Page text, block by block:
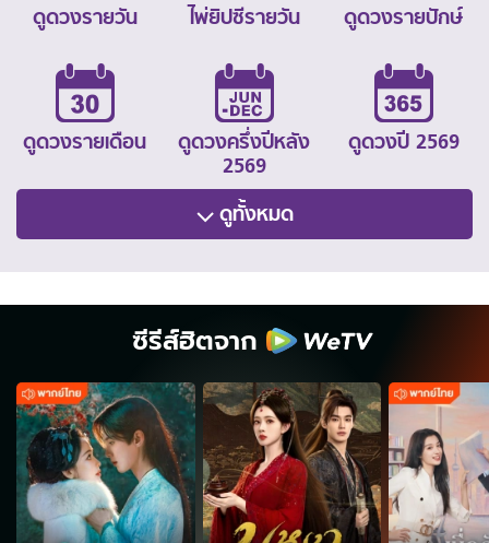
ดูดวงรายวัน ไพ่ยิปซีรายวัน ดูดวงรายปักษ์
ดูดวงรายเดือน
ดูดวงครึ่งปีหลัง
2569
ดูดวงปี 2569
ดูทั้งหมด
ซีรีส์ฮิตจาก